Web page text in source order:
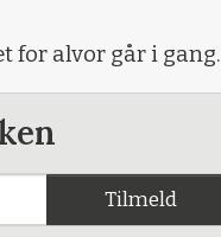
for alvor går i gang.
Tilmeld